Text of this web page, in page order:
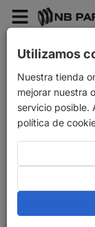
Menü
Piezas de
Volver
Utilizamos
Nuestra tienda
mejorar nuestra
servicio posible.
política de